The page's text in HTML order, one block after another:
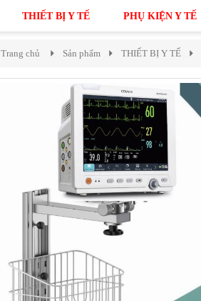
THIẾT BỊ Y TẾ PHỤ KIỆN Y TẾ
Trang chủ Sản phẩm THIẾT BỊ Y TẾ